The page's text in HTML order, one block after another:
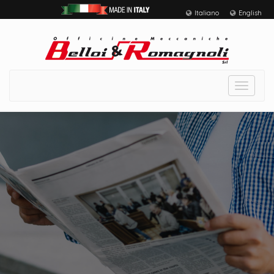
Italiano English
Toggle